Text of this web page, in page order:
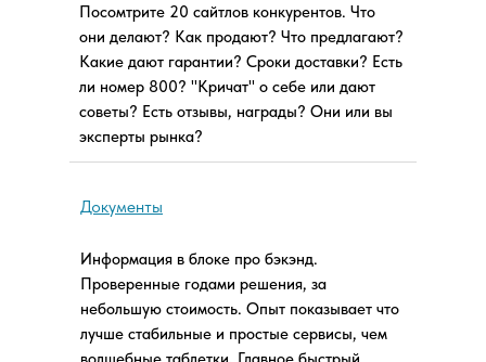
Информация в блоке про бэкэнд.
Проверенные годами решения, за
небольшую стоимость. Опыт показывает что
лучше стабильные и простые сервисы, чем
Посомтрите 20 сайтлов конкурентов. Что
они делают? Как продают? Что предлагают?
Какие дают гарантии? Сроки доставки? Есть
ли номер 800? "Кричат" о себе или дают
советы? Есть отзывы, награды? Они или вы
эксперты рынка?
Документы